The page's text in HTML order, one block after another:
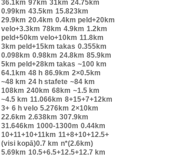
36.1km 97km 31km 24.75km
0.99km 43.5km 15.823km
29.9km 20.4km 0.4km peld+20km
velo+3.3km 78km 4.9km 1.2km
peld+50km velo+10km 11.8km
3km peld+15km takas 0.355km
0.098km 0.98km 24.8km 85.9km
5km peld+28km takas ~100 km
64.1km 48 h 86.9km 2×0.5km
~48 km 24 h stafete ~84 km
108km 240km 68km ~1.5 km
~4.5 km 11.066km 8+15+7+12km
3+ 6 h velo 5.276km 2×10km
22.6km 2.638km 307.9km
31.646km 1000-1300m 0.44km
10+11+10+11km 11+8+10+12.5+
(visi kopā)0.7 km n*(2.6km)
5.69km 10.5+6.5+12.5+12.7 km